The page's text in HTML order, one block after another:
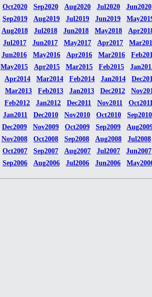
Oct2020 Sep2020 Aug2020 Jul2020
Jun2020
Sep2019 Aug2019 Jul2019 Jun2019
Aug2018 Jul2018 Jun2018 May2018
Jul2017 Jun2017 May2017 Apr2017
Jun2016 May2016 Apr2016 Mar2016
May2015 Apr2015 Mar2015 Feb2015
Apr2014 Mar2014 Feb2014 Jan2014
Mar2013 Feb2013 Jan2013 Dec2012
Feb2012 Jan2012 Dec2011 Nov2011
Jan2011 Dec2010 Nov2010 Oct2010
Sep2010
Dec2009 Nov2009 Oct2009 Sep2009
Nov2008 Oct2008 Sep2008 Aug2008
Jul2008
Oct2007 Sep2007 Aug2007 Jul2007
Jun2007
Sep2006 Aug2006 Jul2006 Jun2006